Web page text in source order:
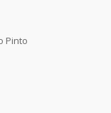
Pinto